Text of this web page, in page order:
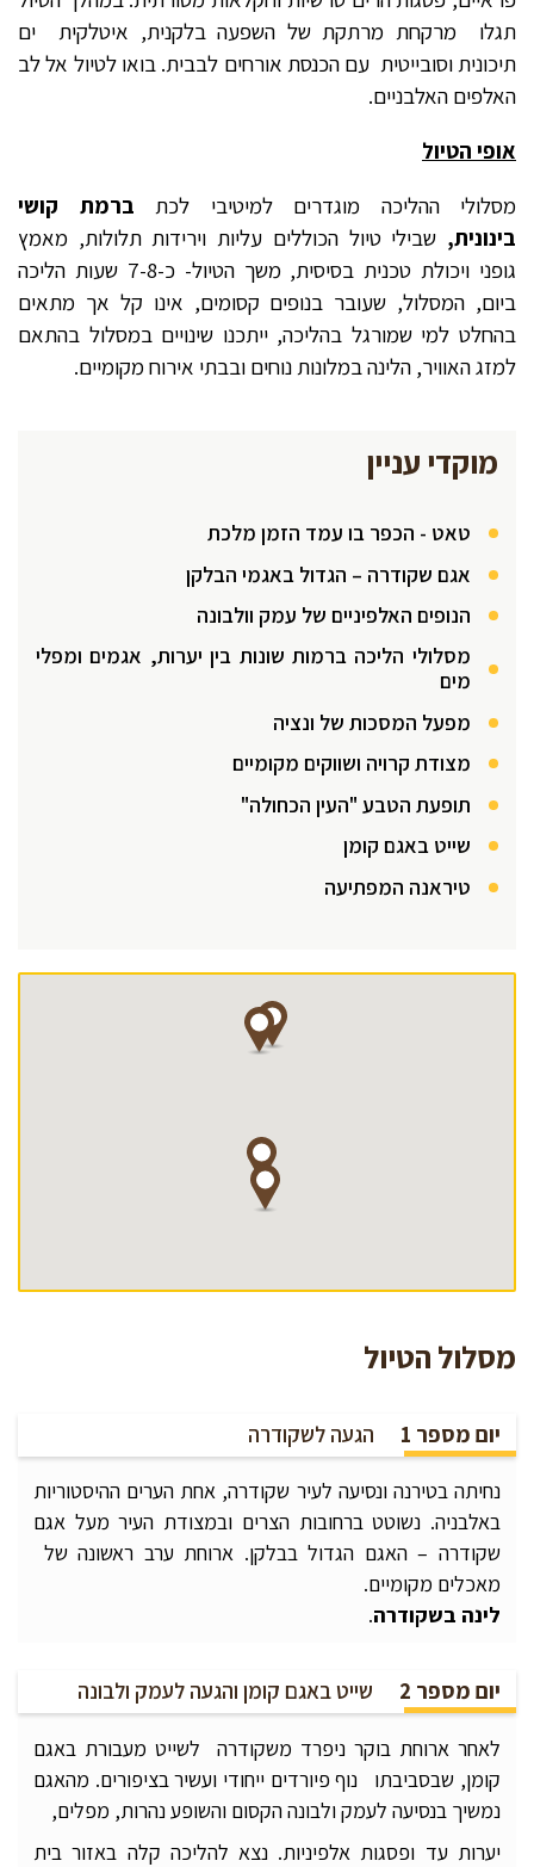
תגלו מרקחת מרתקת של השפעה בלקנית, איטלקית ים
תיכונית וסובייטית עם הכנסת אורחים לבבית. בואו לטיול אל לב
האלפים האלבניים.
אופי הטיול
מסלולי ההליכה מוגדרים למיטיבי לכת ברמת קושי
בינונית, שבילי טיול הכוללים עליות וירידות תלולות, מאמץ
גופני ויכולת טכנית בסיסית, משך הטיול- כ-7-8 שעות הליכה
ביום, המסלול, שעובר בנופים קסומים, אינו קל אך מתאים
בהחלט למי שמורגל בהליכה, ייתכנו שינויים במסלול בהתאם
למזג האוויר, הלינה במלונות נוחים ובבתי אירוח מקומיים.
מוקדי עניין
טאט - הכפר בו עמד הזמן מלכת
אגם שקודרה – הגדול באגמי הבלקן
הנופים האלפיניים של עמק וולבונה
מסלולי הליכה ברמות שונות בין יערות, אגמים ומפלי
מים
מפעל המסכות של ונציה
מצודת קרויה ושווקים מקומיים
תופעת הטבע "העין הכחולה"
שייט באגם קומן
טיראנה המפתיעה
מסלול הטיול
יום מספר 1 הגעה לשקודרה
נחיתה בטירנה ונסיעה לעיר שקודרה, אחת הערים ההיסטוריות
באלבניה. נשוטט ברחובות הצרים ובמצודת העיר מעל אגם
שקודרה – האגם הגדול בבלקן. ארוחת ערב ראשונה של
מאכלים מקומיים.
לינה בשקודרה.
יום מספר 2 שייט באגם קומן והגעה לעמק ולבונה
לאחר ארוחת בוקר ניפרד משקודרה לשייט מעבורת באגם
קומן, שבסביבתו נוף פיורדים ייחודי ועשיר בציפורים. מהאגם
נמשיך בנסיעה לעמק ולבונה הקסום והשופע נהרות, מפלים,
יערות עד ופסגות אלפיניות. נצא להליכה קלה באזור בית